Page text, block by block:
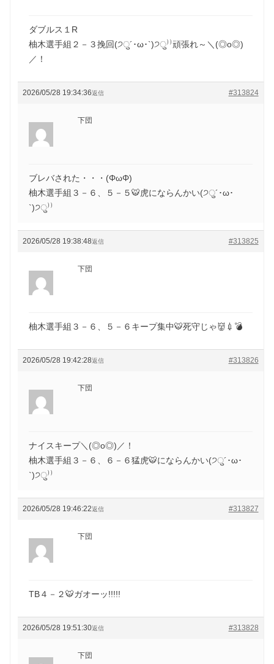
ダブルス１R
柚木選手組２－３挽回(੭ु´･ω･`)੭ु⁾⁾頑張れ～＼(◎o◎)
／！
2026/05/28 19:34:36 #313824
返信
下団
ブレバされた・・・(ΦωΦ)
柚木選手組３－６、５－５🐯虎にならんかい(੭ु´･ω･
`)੭ु⁾⁾
2026/05/28 19:38:48 #313825
返信
下団
柚木選手組３－６、５－６キープ集中🐯死守じゃ👹💉💣
2026/05/28 19:42:28 #313826
返信
下団
ナイスキープ＼(◎o◎)／！
柚木選手組３－６、６－６猛虎🐯にならんかい(੭ु´･ω･
`)੭ु⁾⁾
2026/05/28 19:46:22 #313827
返信
下団
TB４－２🐯ガオーッ!!!!!
2026/05/28 19:51:30 #313828
返信
下団